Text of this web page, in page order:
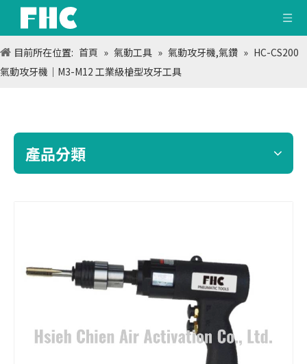
目前所在位置: 首頁 » 氣動工具 » 氣動攻牙機,氣鑽 » HC-CS200
氣動攻牙機｜M3-M12 工業級槍型攻牙工具
產品分類